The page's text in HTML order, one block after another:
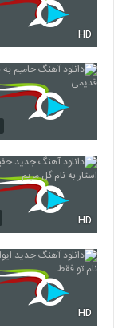
6452
6454
6455
HD
HD
HD